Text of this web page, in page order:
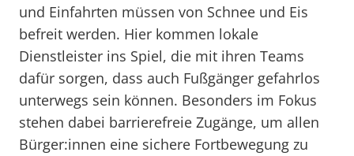
und Einfahrten müssen von Schnee und Eis
befreit werden. Hier kommen lokale
Dienstleister ins Spiel, die mit ihren Teams
dafür sorgen, dass auch Fußgänger gefahrlos
unterwegs sein können. Besonders im Fokus
stehen dabei barrierefreie Zugänge, um allen
Bürger:innen eine sichere Fortbewegung zu